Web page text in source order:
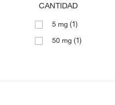
CANTIDAD
5 mg (1)
50 mg (1)